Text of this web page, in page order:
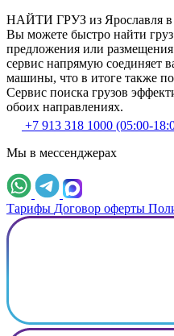
НАЙТИ ГРУЗ из Ярославля
Вы можете быстро найти
предложения или размещения
сервис напрямую соединяет
машины, что в итоге также
Сервис поиска грузов
обоих направлениях.
+7 913 318 1000 (05:00-
Мы в мессенджерах
Тарифы Договор оферты